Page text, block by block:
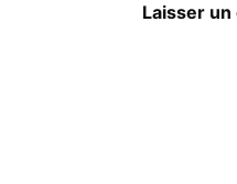
Laisser